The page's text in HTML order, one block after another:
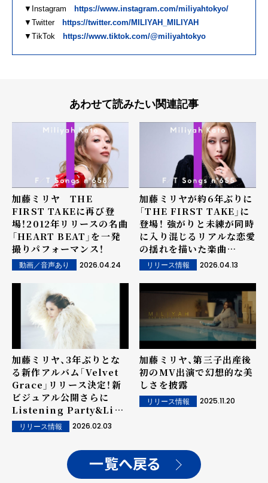
▼Instagram https://www.instagram.com/miliyahtokyo/
▼Twitter https://twitter.com/MILIYAH_MILIYAH
▼TikTok https://www.tiktok.com/@miliyahtokyo
あわせて読みたい関連記事
加藤ミリヤ THE
FIRST TAKEに再び登
場！2012年リリースの名曲
「HEART BEAT」を一発
撮りパフォーマンス！
動画／音声あり 2026.04.24
加藤ミリヤが約6年ぶりに
「THE FIRST TAKE」に
登場！ 強がりと未練が同時
に入り混じるリアルな恋愛
の揺れを描いた楽曲
「SAYONARAベイベー」
を一発撮りでパフォーマン
ス！
リリース情報 2026.04.13
加藤ミリヤ、3年ぶりとな
る新作アルバム「Velvet
Grace」リリース決定！新
ビジュアル公開さらに
Listening Party&Live
も開催！
リリース情報 2026.02.03
加藤ミリヤ、第三子出産後
初のMV出演で幻想的な美
しさを披露
リリース情報 2025.11.20
一覧へ戻る